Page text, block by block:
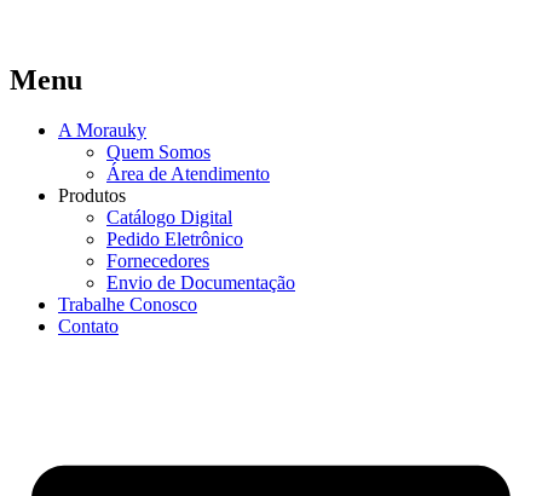
Menu
A Morauky
Quem Somos
Área de Atendimento
Produtos
Catálogo Digital
Pedido Eletrônico
Fornecedores
Envio de Documentação
Trabalhe Conosco
Contato